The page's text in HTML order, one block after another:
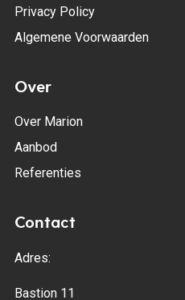
Privacy Policy
Algemene Voorwaarden
Over
Over Marion
Aanbod
Referenties
Contact
Adres:
Bastion 11